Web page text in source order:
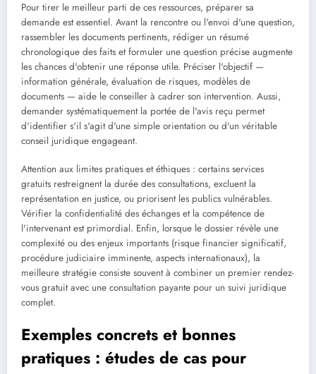
Pour tirer le meilleur parti de ces ressources, préparer sa
demande est essentiel. Avant la rencontre ou l'envoi d'une question,
rassembler les documents pertinents, rédiger un résumé
chronologique des faits et formuler une question précise augmente
les chances d'obtenir une réponse utile. Préciser l'objectif —
information générale, évaluation de risques, modèles de
documents — aide le conseiller à cadrer son intervention. Aussi,
demander systématiquement la portée de l'avis reçu permet
d'identifier s'il s'agit d'une simple orientation ou d'un véritable
conseil juridique engageant.
Attention aux limites pratiques et éthiques : certains services
gratuits restreignent la durée des consultations, excluent la
représentation en justice, ou priorisent les publics vulnérables.
Vérifier la confidentialité des échanges et la compétence de
l'intervenant est primordial. Enfin, lorsque le dossier révèle une
complexité ou des enjeux importants (risque financier significatif,
procédure judiciaire imminente, aspects internationaux), la
meilleure stratégie consiste souvent à combiner un premier rendez-
vous gratuit avec une consultation payante pour un suivi juridique
complet.
Exemples concrets et bonnes
pratiques : études de cas pour